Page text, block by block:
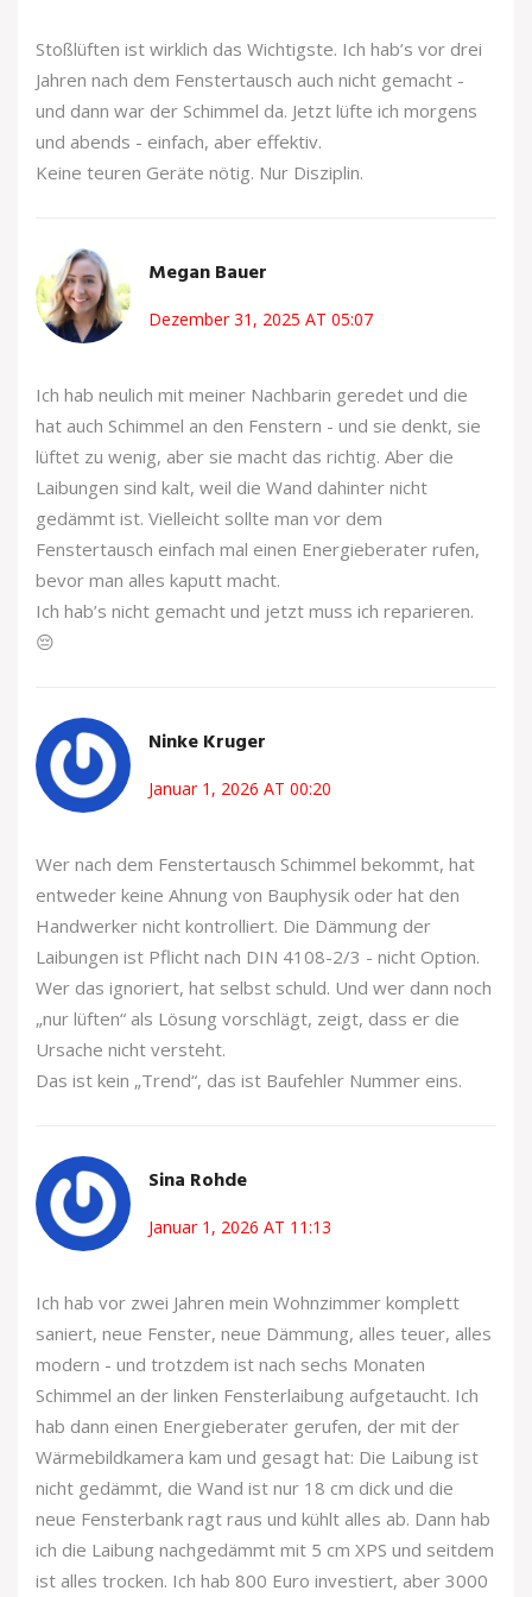
Stoßlüften ist wirklich das Wichtigste. Ich hab’s vor drei
Jahren nach dem Fenstertausch auch nicht gemacht -
und dann war der Schimmel da. Jetzt lüfte ich morgens
und abends - einfach, aber effektiv.
Keine teuren Geräte nötig. Nur Disziplin.
Megan Bauer
Dezember 31, 2025 AT 05:07
Ich hab neulich mit meiner Nachbarin geredet und die
hat auch Schimmel an den Fenstern - und sie denkt, sie
lüftet zu wenig, aber sie macht das richtig. Aber die
Laibungen sind kalt, weil die Wand dahinter nicht
gedämmt ist. Vielleicht sollte man vor dem
Fenstertausch einfach mal einen Energieberater rufen,
bevor man alles kaputt macht.
Ich hab’s nicht gemacht und jetzt muss ich reparieren.
😔
Ninke Kruger
Januar 1, 2026 AT 00:20
Wer nach dem Fenstertausch Schimmel bekommt, hat
entweder keine Ahnung von Bauphysik oder hat den
Handwerker nicht kontrolliert. Die Dämmung der
Laibungen ist Pflicht nach DIN 4108-2/3 - nicht Option.
Wer das ignoriert, hat selbst schuld. Und wer dann noch
„nur lüften“ als Lösung vorschlägt, zeigt, dass er die
Ursache nicht versteht.
Das ist kein „Trend“, das ist Baufehler Nummer eins.
Sina Rohde
Januar 1, 2026 AT 11:13
Ich hab vor zwei Jahren mein Wohnzimmer komplett
saniert, neue Fenster, neue Dämmung, alles teuer, alles
modern - und trotzdem ist nach sechs Monaten
Schimmel an der linken Fensterlaibung aufgetaucht. Ich
hab dann einen Energieberater gerufen, der mit der
Wärmebildkamera kam und gesagt hat: Die Laibung ist
nicht gedämmt, die Wand ist nur 18 cm dick und die
neue Fensterbank ragt raus und kühlt alles ab. Dann hab
ich die Laibung nachgedämmt mit 5 cm XPS und seitdem
ist alles trocken. Ich hab 800 Euro investiert, aber 3000